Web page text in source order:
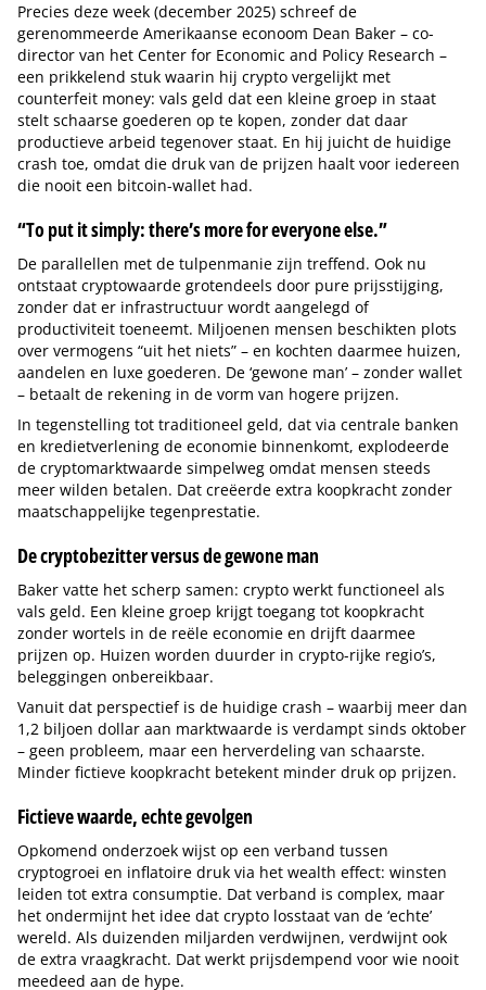
Precies deze week (december 2025) schreef de
gerenommeerde Amerikaanse econoom Dean Baker – co-
director van het Center for Economic and Policy Research –
een prikkelend stuk waarin hij crypto vergelijkt met
counterfeit money: vals geld dat een kleine groep in staat
stelt schaarse goederen op te kopen, zonder dat daar
productieve arbeid tegenover staat. En hij juicht de huidige
crash toe, omdat die druk van de prijzen haalt voor iedereen
die nooit een bitcoin-wallet had.
“To put it simply: there’s more for everyone else.”
De parallellen met de tulpenmanie zijn treffend. Ook nu
ontstaat cryptowaarde grotendeels door pure prijsstijging,
zonder dat er infrastructuur wordt aangelegd of
productiviteit toeneemt. Miljoenen mensen beschikten plots
over vermogens “uit het niets” – en kochten daarmee huizen,
aandelen en luxe goederen. De ‘gewone man’ – zonder wallet
– betaalt de rekening in de vorm van hogere prijzen.
In tegenstelling tot traditioneel geld, dat via centrale banken
en kredietverlening de economie binnenkomt, explodeerde
de cryptomarktwaarde simpelweg omdat mensen steeds
meer wilden betalen. Dat creëerde extra koopkracht zonder
maatschappelijke tegenprestatie.
De cryptobezitter versus de gewone man
Baker vatte het scherp samen: crypto werkt functioneel als
vals geld. Een kleine groep krijgt toegang tot koopkracht
zonder wortels in de reële economie en drijft daarmee
prijzen op. Huizen worden duurder in crypto-rijke regio’s,
beleggingen onbereikbaar.
Vanuit dat perspectief is de huidige crash – waarbij meer dan
1,2 biljoen dollar aan marktwaarde is verdampt sinds oktober
– geen probleem, maar een herverdeling van schaarste.
Minder fictieve koopkracht betekent minder druk op prijzen.
Fictieve waarde, echte gevolgen
Opkomend onderzoek wijst op een verband tussen
cryptogroei en inflatoire druk via het wealth effect: winsten
leiden tot extra consumptie. Dat verband is complex, maar
het ondermijnt het idee dat crypto losstaat van de ‘echte’
wereld. Als duizenden miljarden verdwijnen, verdwijnt ook
de extra vraagkracht. Dat werkt prijsdempend voor wie nooit
meedeed aan de hype.